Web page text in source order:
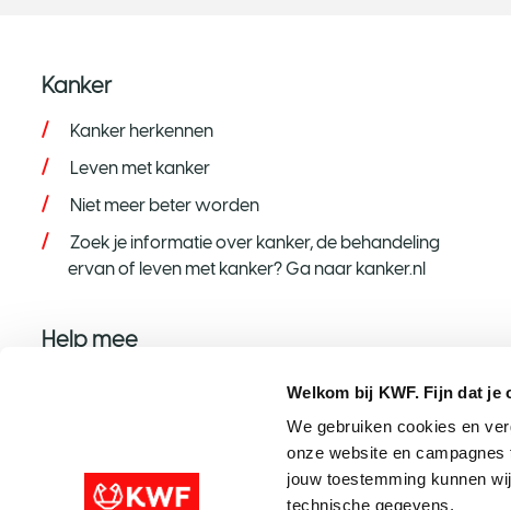
Welkom bij KWF. Fijn dat je
We gebruiken cookies en
onze website en
jouw toestemming kunnen
technische gegevens.
Kanker
Kanker herkennen
Leven met kanker
Niet meer beter worden
Zoek je informatie over kanker, de behandeling
ervan of leven met kanker? Ga naar kanker.nl
Help mee
Steun met een grote gift